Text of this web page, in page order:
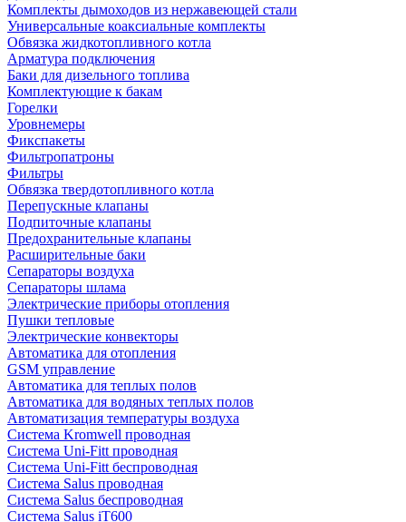
Комплекты дымоходов из нержавеющей стали
Универсальные коаксиальные комплекты
Обвязка жидкотопливного котла
Арматура подключения
Баки для дизельного топлива
Комплектующие к бакам
Горелки
Уровнемеры
Фикспакеты
Фильтропатроны
Фильтры
Обвязка твердотопливного котла
Перепускные клапаны
Подпиточные клапаны
Предохранительные клапаны
Расширительные баки
Сепараторы воздуха
Сепараторы шлама
Электрические приборы отопления
Пушки тепловые
Электрические конвекторы
Автоматика для отопления
GSM управление
Автоматика для теплых полов
Автоматика для водяных теплых полов
Автоматизация температуры воздуха
Система Kromwell проводная
Система Uni-Fitt проводная
Система Uni-Fitt беспроводная
Система Salus проводная
Система Salus беспроводная
Система Salus iT600